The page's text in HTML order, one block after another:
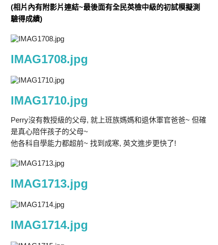
(相片內有附影片連結~最後面有全民英檢中級的初試模擬測
驗得成績)
IMAG1708.jpg
IMAG1710.jpg
Perry沒有教授級的父母, 就上班族媽媽和退休軍官爸爸~ 但確
是真心陪伴孩子的父母~
他各科自學能力都超前~ 找到成寒, 英文進步更快了!
IMAG1713.jpg
IMAG1714.jpg